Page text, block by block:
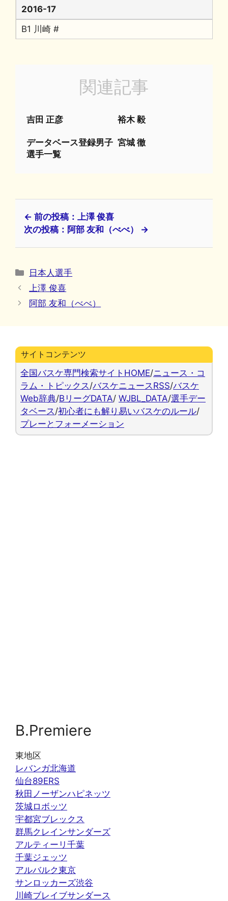
2016-17
B1 川崎 #
関連記事
吉田 正彦 裕木 毅
データベース登録男子
選手一覧
宮城 徹
← 前の投稿：上澤 俊喜
次の投稿：阿部 友和（べべ） →
カ
テ
リ
日本人選手
上澤 俊喜
阿部 友和（べべ）
サイトコンテンツ
全国バスケ専門検索サイトHOME/ニュース・コ
ラム・トピックス /バスケニュースRSS/バスケ
Web辞典/BリーグDATA/ WJBL_DATA/選手デー
タベース /初心者にも解り易いバスケのルール/
プレーとフォーメーション
B.Premiere
東地区
レバンガ北海道
仙台89ERS
秋田ノーザンハピネッツ
茨城ロボッツ
宇都宮ブレックス
群馬クレインサンダーズ
アルティーリ千葉
千葉ジェッツ
アルバルク東京
サンロッカーズ渋谷
川崎ブレイブサンダース